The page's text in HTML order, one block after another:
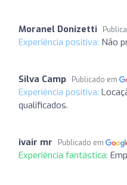
Moranel Donizetti
Experiência positiva: Não
Silva Camp Publicado em
Experiência positiva:
qualificados.
ivair mr Publicado em
Experiência fantástica: